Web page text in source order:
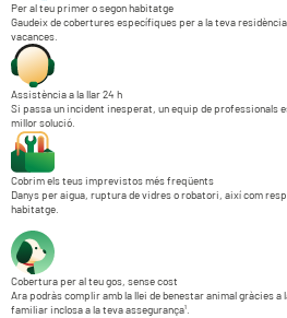
Per al teu primer o segon habitatge
Gaudeix de cobertures específiques per a la teva
vacances.
Assistència a la llar 24 h
Si passa un incident inesperat, un equip de professionals
millor solució.
Cobrim els teus imprevistos més freqüents
Danys per aigua, ruptura de vidres o robatori, així com
habitatge.
Cobertura per al teu gos, sense cost
Ara podràs complir amb la llei de benestar animal gràcies
familiar inclosa a la teva assegurança¹.